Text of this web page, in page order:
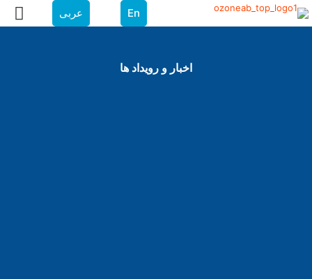
En عربی
اخبار و رویداد ها